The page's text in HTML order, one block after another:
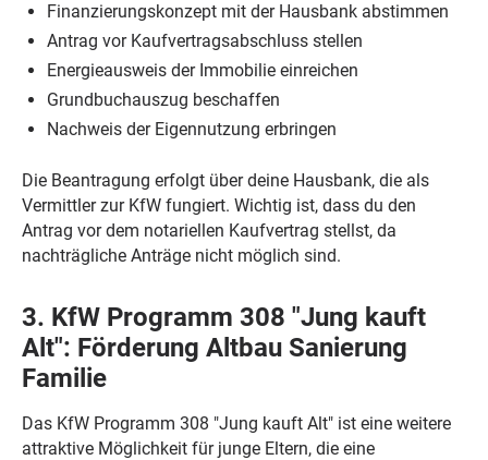
Finanzierungskonzept mit der Hausbank abstimmen
Antrag vor Kaufvertragsabschluss stellen
Energieausweis der Immobilie einreichen
Grundbuchauszug beschaffen
Nachweis der Eigennutzung erbringen
Die Beantragung erfolgt über deine Hausbank, die als
Vermittler zur KfW fungiert. Wichtig ist, dass du den
Antrag vor dem notariellen Kaufvertrag stellst, da
nachträgliche Anträge nicht möglich sind.
3. KfW Programm 308 "Jung kauft
Alt": Förderung Altbau Sanierung
Familie
Das KfW Programm 308 "Jung kauft Alt" ist eine weitere
attraktive Möglichkeit für junge Eltern, die eine